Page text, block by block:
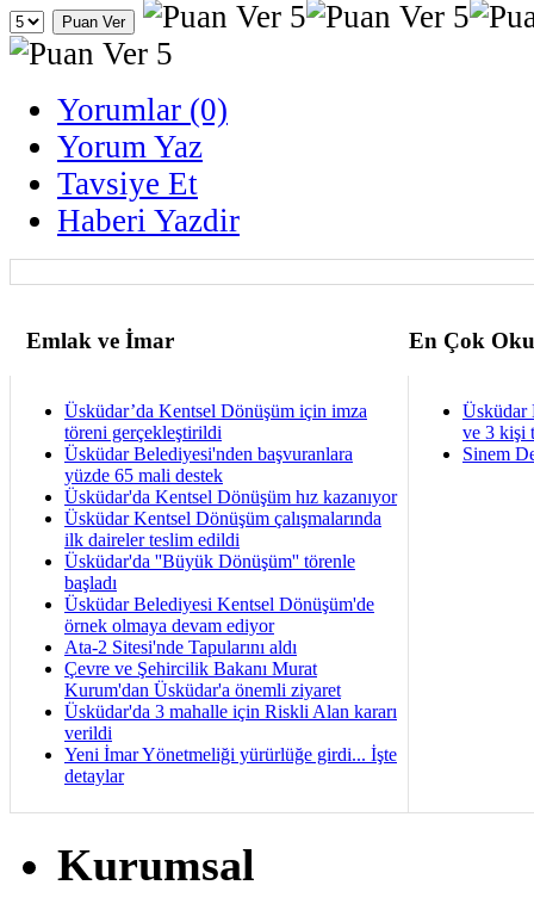
Yorumlar (0)
Yorum Yaz
Tavsiye Et
Haberi Yazdir
Emlak ve İmar En Çok
Üsküdar’da Kentsel Dönüşüm için imza
töreni gerçekleştirildi
Üsküdar Belediyesi'nden başvuranlara
yüzde 65 mali destek
Üsküdar'da Kentsel Dönüşüm hız kazanıyor
Üsküdar Kentsel Dönüşüm çalışmalarında
ilk daireler teslim edildi
Üsküdar'da ''Büyük Dönüşüm'' törenle
başladı
Üsküdar Belediyesi Kentsel Dönüşüm'de
örnek olmaya devam ediyor
Ata-2 Sitesi'nde Tapularını aldı
Çevre ve Şehircilik Bakanı Murat
Kurum'dan Üsküdar'a önemli ziyaret
Üsküdar'da 3 mahalle için Riskli Alan kararı
verildi
Yeni İmar Yönetmeliği yürürlüğe girdi... İşte
detaylar
Üsküdar
ve 3 kişi
Sinem
Kurumsal